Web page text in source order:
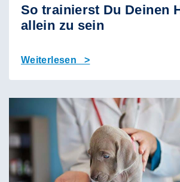
So trainierst Du Deinen
allein zu sein
Weiterlesen >